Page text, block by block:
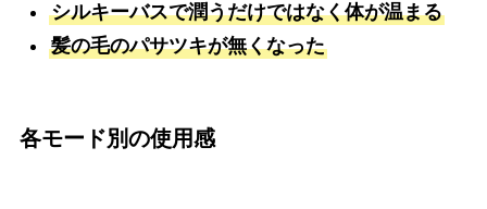
シルキーバスで潤うだけではなく体が温まる
髪の毛のパサツキが無くなった
各モード別の使用感